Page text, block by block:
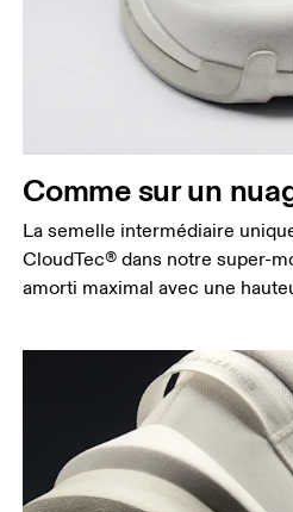
Comme sur un
La semelle intermédiaire
CloudTec® dans notre super-
amorti maximal avec une